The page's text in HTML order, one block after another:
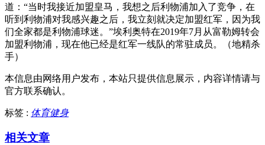
道：“当时我接近加盟皇马，我想之后利物浦加入了竞争，在
听到利物浦对我感兴趣之后，我立刻就决定加盟红军，因为我
们全家都是利物浦球迷。”埃利奥特在2019年7月从富勒姆转会
加盟利物浦，现在他已经是红军一线队的常驻成员。（地精杀
手）
本信息由网络用户发布， 本站只提供信息展示，内容详情请与
官方联系确认。
标签 : 体育健身
相关文章